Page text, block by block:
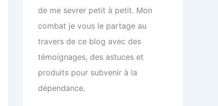
de me sevrer petit à petit. Mon
combat je vous le partage au
travers de ce blog avec des
témoignages, des astuces et
produits pour subvenir à la
dépendance.